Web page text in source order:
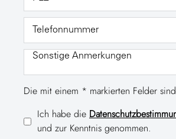
Die mit einem * markierten Felder
Ich habe die
und zur Kenntnis genommen.